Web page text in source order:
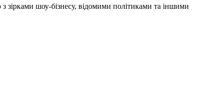
з зірками шоу-бізнесу, відомими політиками та іншими